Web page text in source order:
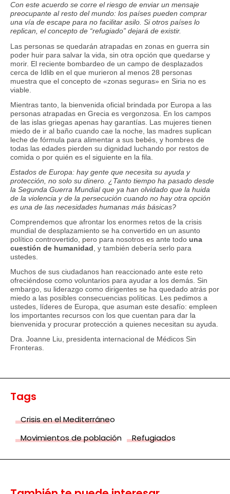
Con este acuerdo se corre el riesgo de enviar un mensaje
preocupante al resto del mundo: los países pueden comprar
una vía de escape para no facilitar asilo. Si otros países lo
replican, el concepto de “refugiado” dejará de existir.
Las personas se quedarán atrapadas en zonas en guerra sin
poder huir para salvar la vida, sin otra opción que quedarse y
morir. El reciente bombardeo de un campo de desplazados
cerca de Idlib en el que murieron al menos 28 personas
muestra que el concepto de «zonas seguras» en Siria no es
viable.
Mientras tanto, la bienvenida oficial brindada por Europa a las
personas atrapadas en Grecia es vergonzosa. En los campos
de las islas griegas apenas hay garantías. Las mujeres tienen
miedo de ir al baño cuando cae la noche, las madres suplican
leche de fórmula para alimentar a sus bebés, y hombres de
todas las edades pierden su dignidad luchando por restos de
comida o por quién es el siguiente en la fila.
Estados de Europa: hay gente que necesita su ayuda y
protección, no solo su dinero. ¿Tanto tiempo ha pasado desde
la Segunda Guerra Mundial que ya han olvidado que la huida
de la violencia y de la persecución cuando no hay otra opción
es una de las necesidades humanas más básicas?
Comprendemos que afrontar los enormes retos de la crisis
mundial de desplazamiento se ha convertido en un asunto
político controvertido, pero para nosotros es ante todo una
cuestión de humanidad , y también debería serlo para
ustedes.
Muchos de sus ciudadanos han reaccionado ante este reto
ofreciéndose como voluntarios para ayudar a los demás. Sin
embargo, su liderazgo como dirigentes se ha quedado atrás por
miedo a las posibles consecuencias políticas. Les pedimos a
ustedes, líderes de Europa, que asuman este desafío: empleen
los importantes recursos con los que cuentan para dar la
bienvenida y procurar protección a quienes necesitan su ayuda.
Dra. Joanne Liu, presidenta internacional de Médicos Sin
Fronteras.
Tags
Crisis en el Mediterráneo
Movimientos de población
Refugiados